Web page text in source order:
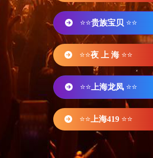
⭐⭐贵族宝贝 ⭐⭐
⭐⭐夜 上 海 ⭐⭐
⭐⭐ 上海龙凤 ⭐⭐
⭐⭐ 上海419 ⭐⭐